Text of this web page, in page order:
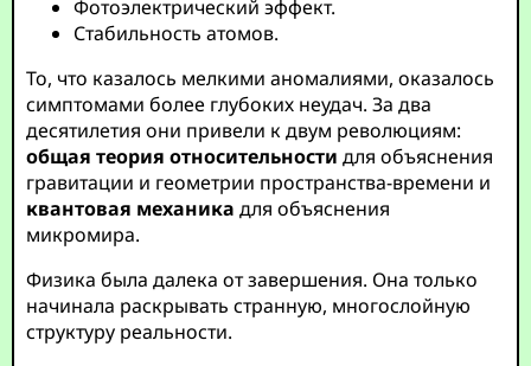
Фотоэлектрический эффект.
Стабильность атомов.
То, что казалось мелкими аномалиями, оказалось
симптомами более глубоких неудач. За два
десятилетия они привели к двум революциям:
общая теория относительности для объяснения
гравитации и геометрии пространства-времени и
квантовая механика для объяснения
микромира.
Физика была далека от завершения. Она только
начинала раскрывать странную, многослойную
структуру реальности.